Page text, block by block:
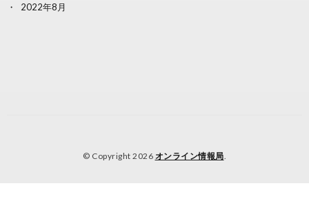
2022年8月
© Copyright 2026 オンライン情報局